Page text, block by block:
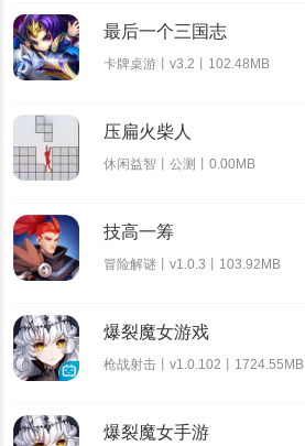
最后一个三国志
卡牌桌游丨v3.2丨102.48MB
压扁火柴人
休闲益智丨公测丨0.00MB
技高一筹
冒险解谜丨v1.0.3丨103.92MB
爆裂魔女游戏
枪战射击丨v1.0.102丨1724.55MB
爆裂魔女手游